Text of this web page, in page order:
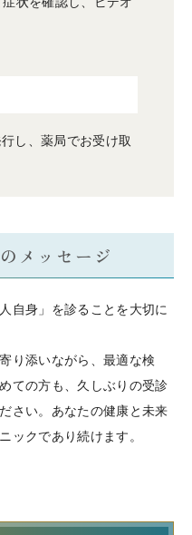
し、薬局でお受け取
メッセージ
自身」を診ることを大切に
り添いながら、最適な検
ての方も、久しぶりの受診
さい。あなたの健康と未来
ックであり続けます。